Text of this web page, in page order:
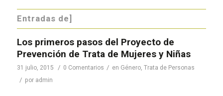
Entradas de]
Los primeros pasos del Proyecto de
Prevención de Trata de Mujeres y Niñas
31 julio, 2015 / 0 Comentarios / en Género, Trata de Personas
/ por admin